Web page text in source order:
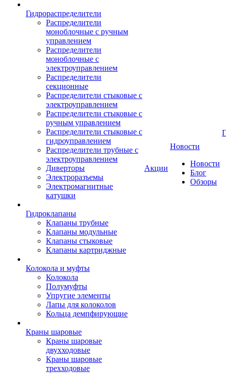
Гидрораспределители
Распределители
моноблочные с ручным
управлением
Распределители
моноблочные с
электроуправлением
Распределители
секционные
Распределители стыковые с
электроуправлением
Распределители стыковые с
ручным управлением
Распределители стыковые с
гидроуправлением
Распределители трубные с
электроуправлением
Диверторы
Электроразъемы
Электромагнитные
катушки
Гидроклапаны
Клапаны трубные
Клапаны модульные
Клапаны стыковые
Клапаны картриджные
Колокола и муфты
Колокола
Полумуфты
Упругие элементы
Лапы для колоколов
Кольца демпфирующие
Краны шаровые
Краны шаровые
двухходовые
Краны шаровые
трехходовые
Акции
Новости
Новости
Блог
Обзоры